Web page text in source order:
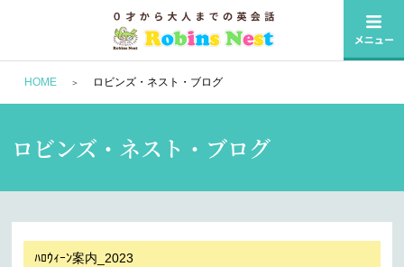
HOME ロビンズ・ネスト・ブログ
ロビンズ・ネスト・ブログ
ﾊﾛｳｨｰﾝ案内_2023